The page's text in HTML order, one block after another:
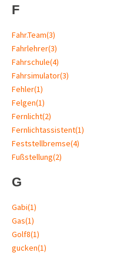
F
Fahr.Team(3)
Fahrlehrer(3)
Fahrschule(4)
Fahrsimulator(3)
Fehler(1)
Felgen(1)
Fernlicht(2)
Fernlichtassistent(1)
Feststellbremse(4)
Fußstellung(2)
G
Gabi(1)
Gas(1)
Golf8(1)
gucken(1)